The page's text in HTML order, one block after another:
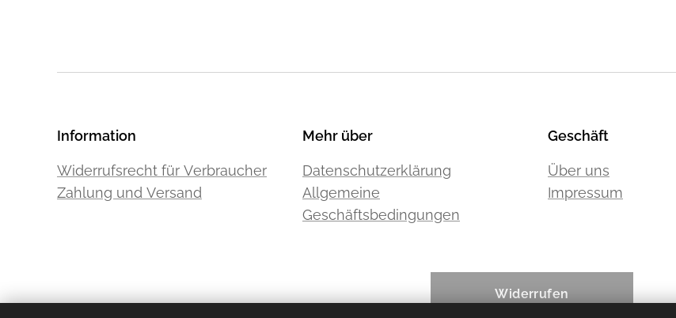
Information
Widerrufsrecht für Verbraucher
Zahlung und Versand
Mehr über
Datenschutzerklärung
Allgemeine
Geschäftsbedingungen
Geschäft
Über uns
Impressum
Widerrufen